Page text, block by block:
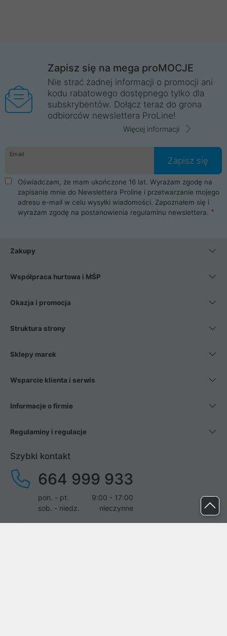
Zapisz się na mega proMOCJE
Nie strać żadnej informacji o promocji ani
kodu rabatowego dostępnego tylko dla
subskrybentów. Dołącz teraz do grona
odbiorców newslettera ProLine!
Więcej informacji
Email
Zapisz się
Oświadczam, że mam ukończone 16 lat. Wyrażam zgodę na
zapisanie mnie do Newslettera Proline i przetwarzanie mojego
adresu e-mail w celu wysyłki wiadomości. Zapoznałem się i
wyrażam zgodę na postanowienia regulaminu newslettera.
Zakupy
Współpraca hurtowa i MŚP
Okazja i promocja
Struktura strony
Sklepy marek
Wsparcie klienta i serwis
Informacje o firmie
Regulaminy i regulacje
Szybki kontakt
664 999 933
pon. - pt.
9:00 - 17:00
sob. - niedz.
nieczynne